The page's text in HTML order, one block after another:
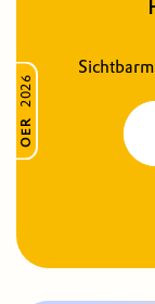
OER
2026